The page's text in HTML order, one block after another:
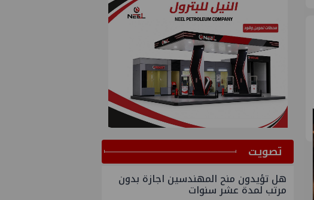
ﺗﺼﻮﻳﺖ
هل تؤيدون منح المهندسين اجازة بدون
مرتب لمدة عشر سنوات